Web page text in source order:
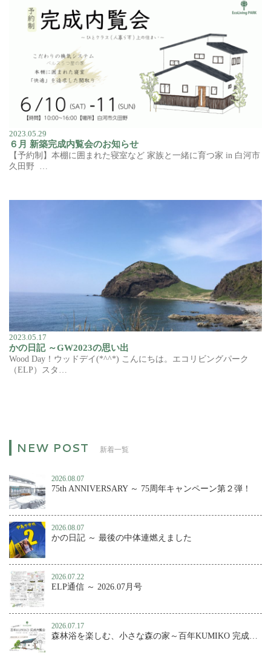
2023.05.29
６月 新築完成内覧会のお知らせ
【予約制】本棚に囲まれた寝室など 家族と一緒に育つ家 in 白河市
久田野 …
2023.05.17
かの日記 ～GW2023の思い出
Wood Day！ウッドデイ(*^^*) こんにちは。エコリビングパーク
（ELP）スタ…
新着一覧
2026.08.07
75th ANNIVERSARY ～ 75周年キャンペーン第２弾！
2026.08.07
かの日記 ～ 最後の中体連燃えました
2026.07.22
ELP通信 ～ 2026.07月号
2026.07.17